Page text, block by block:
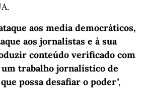
aos media democráticos,
aos jornalistas e à sua
conteúdo verificado com
trabalho jornalístico de
possa desafiar o poder",